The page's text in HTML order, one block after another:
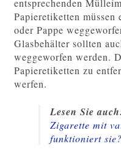
entsprechenden
Papieretiketten
oder Pappe
Glasbehälter sollten
weggeworfen werden.
Papieretiketten zu
werfen.
Lesen Sie
Zigarette mit
funktioniert sie?